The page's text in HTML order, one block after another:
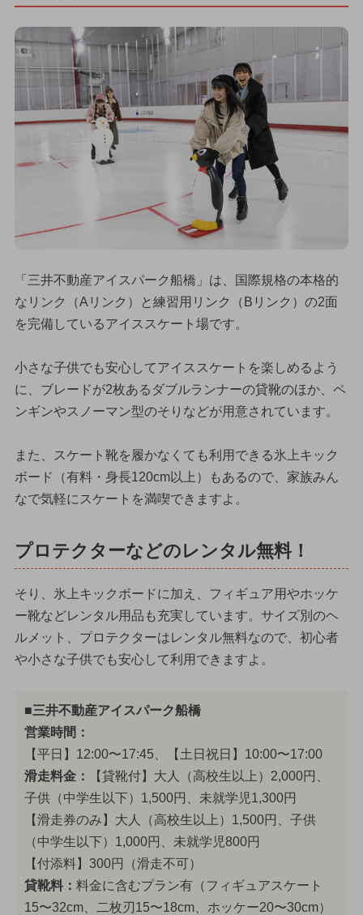
「三井不動産アイスパーク船橋」は、国際規格の本格的
なリンク（Aリンク）と練習用リンク（Bリンク）の2面
を完備しているアイススケート場です。
小さな子供でも安心してアイススケートを楽しめるよう
に、ブレードが2枚あるダブルランナーの貸靴のほか、ペ
ンギンやスノーマン型のそりなどが用意されています。
また、スケート靴を履かなくても利用できる氷上キック
ボード（有料・身長120cm以上）もあるので、家族みん
なで気軽にスケートを満喫できますよ。
プロテクターなどのレンタル無料！
そり、氷上キックボードに加え、フィギュア用やホッケ
ー靴などレンタル用品も充実しています。サイズ別のヘ
ルメット、プロテクターはレンタル無料なので、初心者
や小さな子供でも安心して利用できますよ。
■三井不動産アイスパーク船橋
営業時間：
【平日】12:00〜17:45、【土日祝日】10:00〜17:00
滑走料金：
【貸靴付】大人（高校生以上）2,000円、
子供（中学生以下）1,500円、未就学児1,300円
【滑走券のみ】大人（高校生以上）1,500円、子供
（中学生以下）1,000円、未就学児800円
【付添料】300円（滑走不可）
貸靴料： 料金に含むプラン有（フィギュアスケート
15〜32cm、二枚刃15〜18cm、ホッケー20〜30cm）